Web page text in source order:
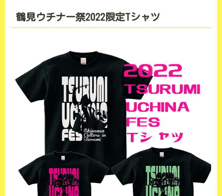
鶴見ウチナー祭2022限定Tシャツ